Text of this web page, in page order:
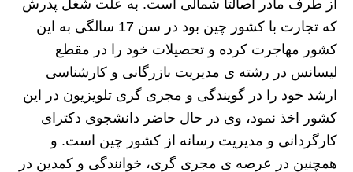
از طرف مادر اصالتا شمالی است. به علت شغل پدرش
که تجارت با کشور چین بود در سن 17 سالگی به این
کشور مهاجرت کرده و تحصیلات خود را در مقطع
لیسانس در رشته ی مدیریت بازرگانی و کارشناسی
ارشد خود را در گویندگی و مجری گری تلویزیون در این
کشور اخذ نمود، وی در حال حاضر دانشجوی دکترای
کارگردانی و مدیریت رسانه از کشور چین است. و
همچنین در عرصه ی مجری گری، خوانندگی و کمدین در